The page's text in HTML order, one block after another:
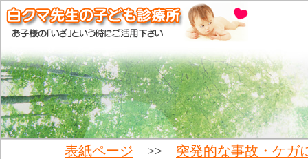
表紙ページ >> 突発的な事故・ケガ